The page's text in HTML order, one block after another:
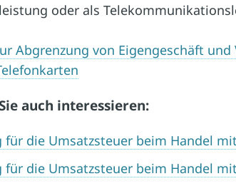
oder als
Abgrenzung von Eigengeschäft
auch interessieren:
für die Umsatzsteuer beim Handel
für die Umsatzsteuer beim Handel